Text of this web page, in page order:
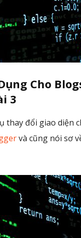
Cho
3
thay đổi giao diện
và cũng nói sơ